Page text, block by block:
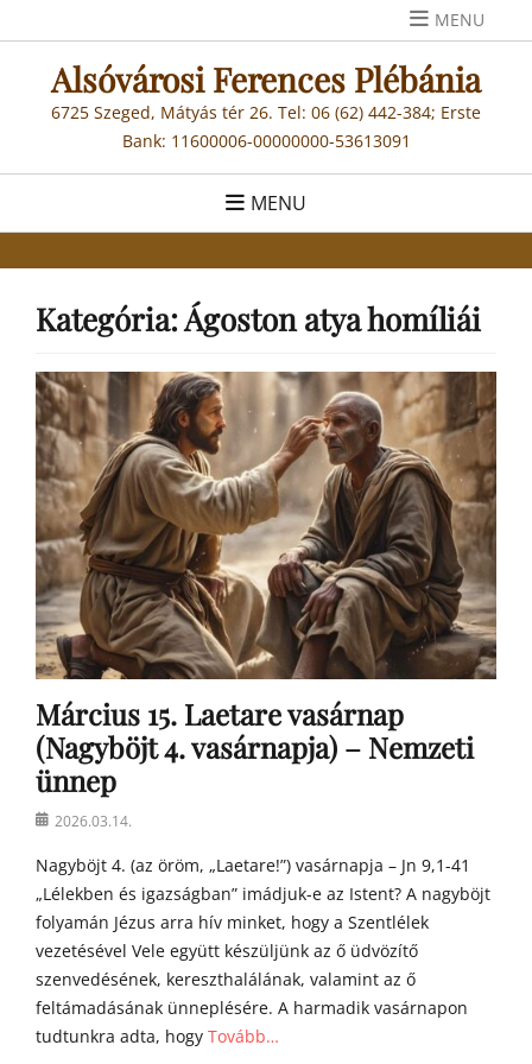
to
content
MENU
Alsóvárosi Ferences Plébánia
6725 Szeged, Mátyás tér 26. Tel: 06 (62) 442-384; Erste
Bank: 11600006-00000000-53613091
MENU
Kategória:Ágoston atya homíliái
Március 15. Laetare vasárnap
(Nagyböjt 4. vasárnapja) – Nemzeti
ünnep
Posted2026.03.14.
Nagyböjt 4. (az öröm, „Laetare!”) vasárnapja – Jn 9,1-41
„Lélekben és igazságban” imádjuk-e az Istent? A nagyböjt
folyamán Jézus arra hív minket, hogy a Szentlélek
vezetésével Vele együtt készüljünk az ő üdvözítő
szenvedésének, kereszthalálának, valamint az ő
feltámadásának ünneplésére. A harmadik vasárnapon
tudtunkra adta, hogy Tovább…